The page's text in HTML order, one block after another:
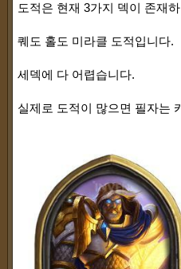
도적은 현재 3가지 덱이 존재
퀘도 홀도 미라클 도적입니다.
세덱에 다 어렵습니다.
실제로 도적이 많으면 필자는